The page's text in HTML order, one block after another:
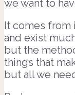
we want to
It comes from
and exist
but the
things that
but all we